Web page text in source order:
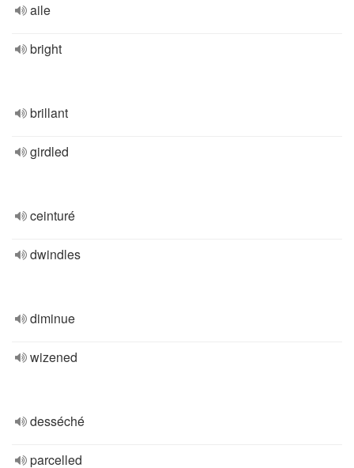
aile
bright
brillant
girdled
ceinturé
dwindles
diminue
wizened
desséché
parcelled